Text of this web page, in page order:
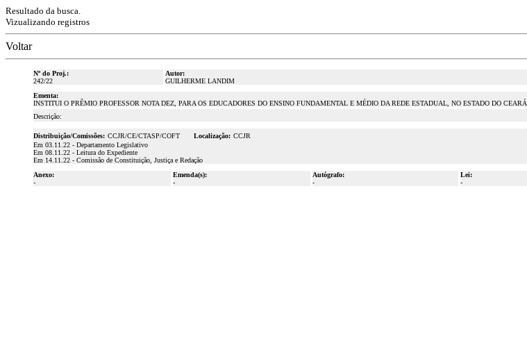
Resultado da busca.
Vizualizando registros
Voltar
Nº do Proj.:
242/22
Autor:
GUILHERME LANDIM
Ementa:
INSTITUI O PRÊMIO PROFESSOR NOTA DEZ, PARA OS EDUCADORES DO ENSINO FUNDAMENTAL E MÉDIO DA REDE ESTADUAL, NO ESTADO DO CEARÁ.
Descrição:
Distribuição/Comissões: CCJR/CE/CTASP/COFT Localização: CCJR
Em 03.11.22 - Departamento Legislativo
Em 08.11.22 - Leitura do Expediente
Em 14.11.22 - Comissão de Constituição, Justiça e Redação
Anexo:
-
Emenda(s):
-
Autógrafo:
-
Lei:
-